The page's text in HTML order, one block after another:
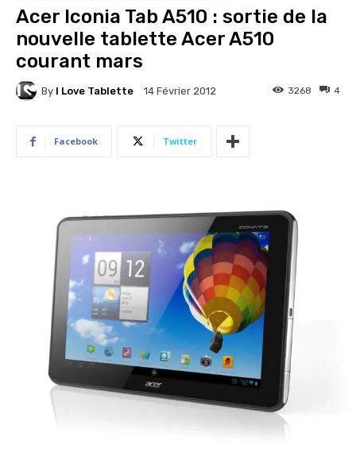
Acer Iconia Tab A510 : sortie de la
nouvelle tablette Acer A510
courant mars
By I Love Tablette 14 Février 2012 4
3268
Facebook Twitter